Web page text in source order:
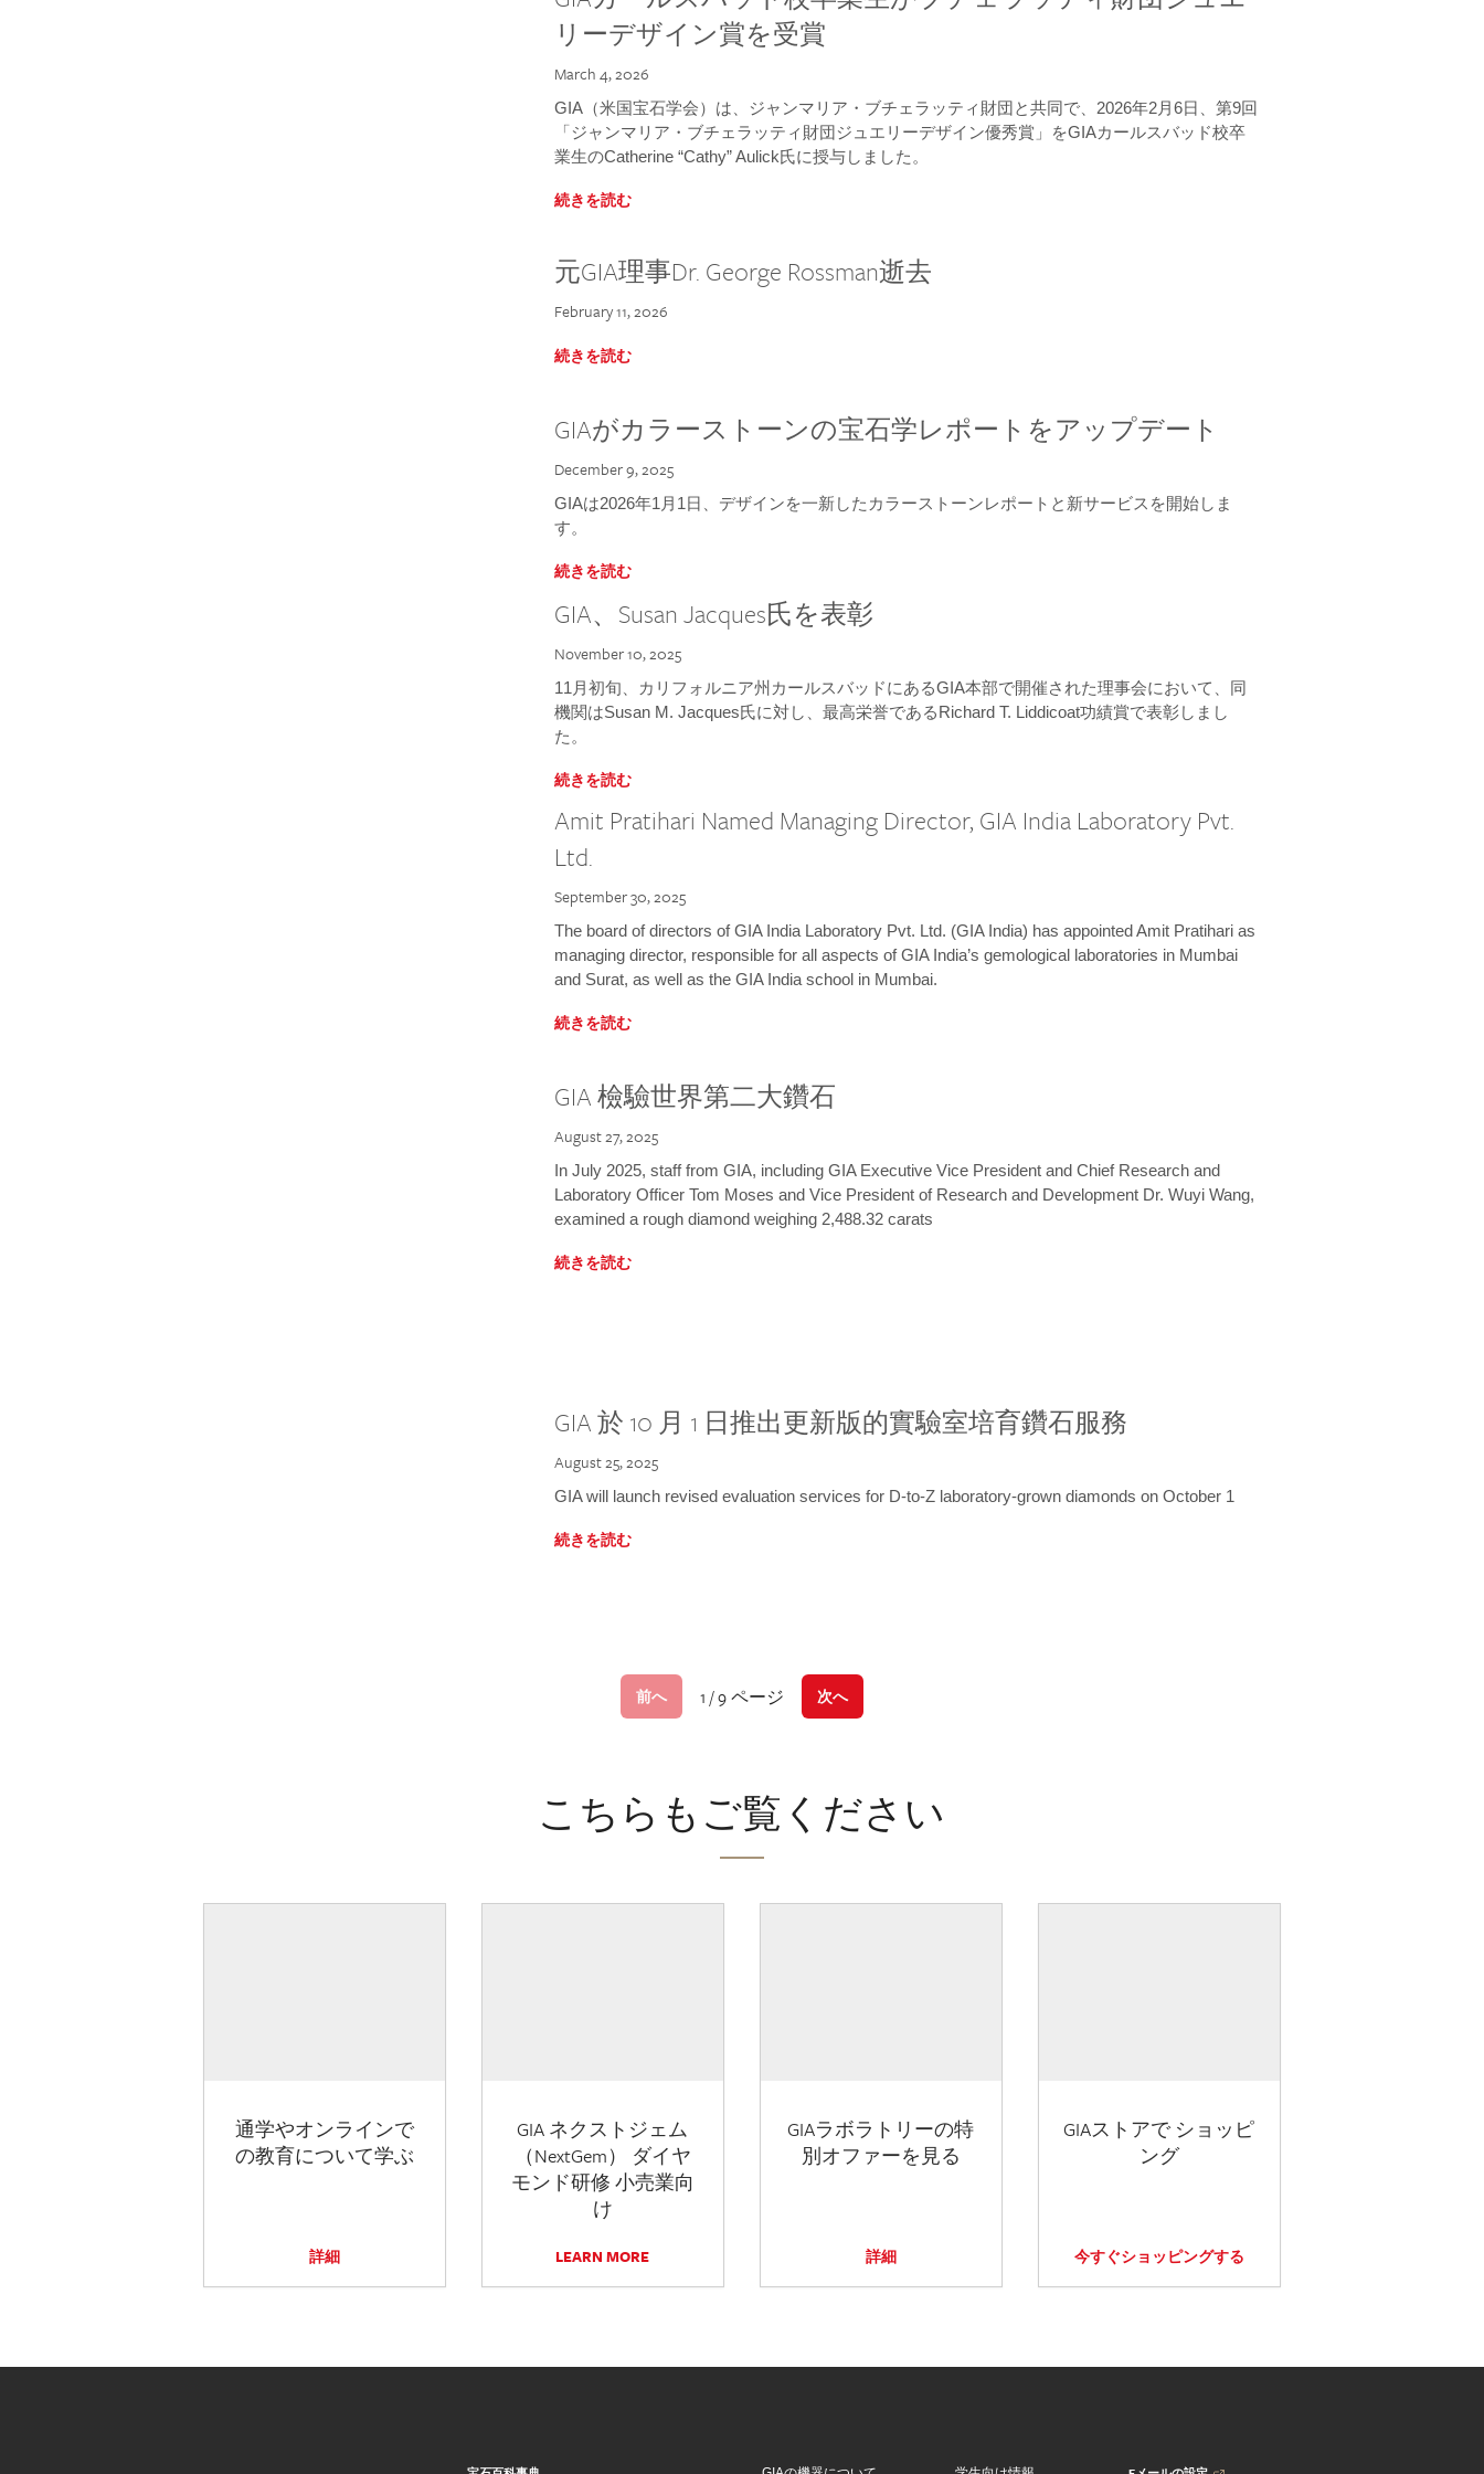
リーデザイン賞を受賞
March 4, 2026
GIA（米国宝石学会）は、ジャンマリア・ブチェラッティ財団と共同で、2026年2月6日、第9回
「ジャンマリア・ブチェラッティ財団ジュエリーデザイン優秀賞」をGIAカールスバッド校卒
業生のCatherine “Cathy” Aulick氏に授与しました。
続きを読む
元GIA理事Dr. George Rossman逝去
February 11, 2026
続きを読む
GIAがカラーストーンの宝石学レポートをアップデート
December 9, 2025
GIAは2026年1月1日、デザインを一新したカラーストーンレポートと新サービスを開始しま
す。
続きを読む
GIA、Susan Jacques氏を表彰
November 10, 2025
11月初旬、カリフォルニア州カールスバッドにあるGIA本部で開催された理事会において、同
機関はSusan M. Jacques氏に対し、最高栄誉であるRichard T. Liddicoat功績賞で表彰しまし
た。
続きを読む
Amit Pratihari Named Managing Director, GIA India Laboratory Pvt.
Ltd.
September 30, 2025
The board of directors of GIA India Laboratory Pvt. Ltd. (GIA India) has appointed Amit Pratihari as
managing director, responsible for all aspects of GIA India’s gemological laboratories in Mumbai
and Surat, as well as the GIA India school in Mumbai.
続きを読む
GIA 檢驗世界第二大鑽石
August 27, 2025
In July 2025, staff from GIA, including GIA Executive Vice President and Chief Research and
Laboratory Officer Tom Moses and Vice President of Research and Development Dr. Wuyi Wang,
examined a rough diamond weighing 2,488.32 carats
続きを読む
GIA 於 10 月 1 日推出更新版的實驗室培育鑽石服務
August 25, 2025
GIA will launch revised evaluation services for D-to-Z laboratory-grown diamonds on October 1
続きを読む
前へ 1 / 9 ページ 次へ
こちらもご覧ください
通学やオンラインで
の教育について学ぶ
詳細
GIA ネクストジェム
（NextGem） ダイヤ
モンド研修 小売業向
け
LEARN MORE
GIAラボラトリーの特
別オファーを見る
詳細
GIAストアで ショッピ
ング
今すぐショッピングする